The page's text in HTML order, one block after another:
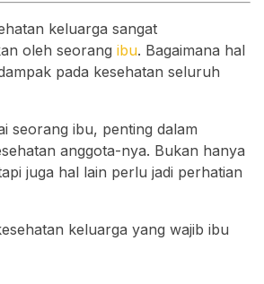
keluarga sangat
oleh seorang ibu. Bagaimana hal
pada kesehatan seluruh
seorang ibu, penting dalam
anggota-nya. Bukan hanya
juga hal lain perlu jadi perhatian
keluarga yang wajib ibu